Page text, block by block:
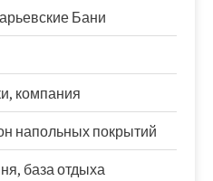
Бани
компания
напольных покрытий
база отдыха